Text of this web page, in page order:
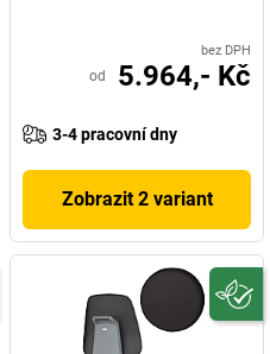
bez DPH
od 5.964,- Kč
3-4 pracovní dny
Zobrazit 2 variant